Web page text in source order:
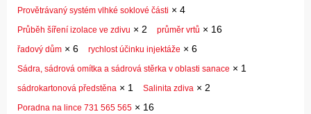
Provětrávaný systém vlhké soklové části × 4
Průběh šíření izolace ve zdivu × 2 průměr vrtů × 16
řadový dům × 6 rychlost účinku injektáže × 6
Sádra, sádrová omítka a sádrová stěrka v oblasti sanace × 1
sádrokartonová předstěna × 1 Salinita zdiva × 2
Poradna na lince 731 565 565 × 16